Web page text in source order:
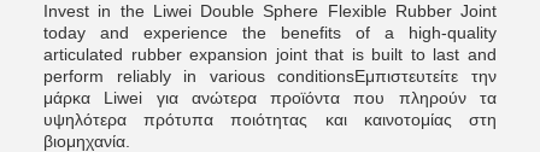
Invest in the Liwei Double Sphere Flexible Rubber Joint
today and experience the benefits of a high-quality
articulated rubber expansion joint that is built to last and
perform reliably in various conditionsΕμπιστευτείτε την
μάρκα Liwei για ανώτερα προϊόντα που πληρούν τα
υψηλότερα πρότυπα ποιότητας και καινοτομίας στη
βιομηχανία.